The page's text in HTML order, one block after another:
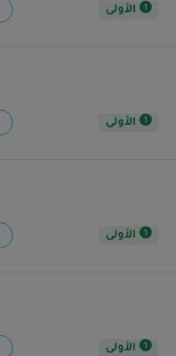
الأولى
الأولى
الأولى
الأولى